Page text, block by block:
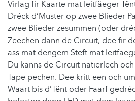
Virlag fir Kaarte mat leitfäeger
Dréck d‘Muster op zwee Blieder
zwee Blieder zesummen (oder
Zeechen dann de Circuit, dee fir
ass mat dengem Stëft mat
Du kanns de Circuit natierlech
Tape pechen. Dee kritt een och
Waart bis d’Tënt oder Faarf